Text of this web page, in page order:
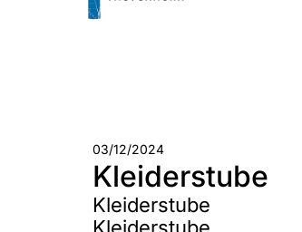
03/12/2024
Kleiderstube
Kleiderstube